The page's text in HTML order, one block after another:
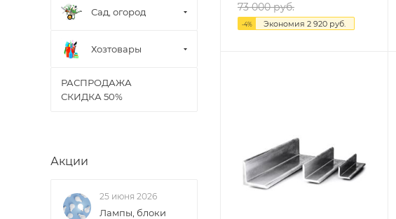
73 000руб.
-4% Экономия 2 920 руб.
Сад, огород
Хозтовары
РАСПРОДАЖА
СКИДКА 50%
Акции
25 июня 2026
Лампы, блоки